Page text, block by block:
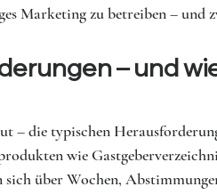
Marketing zu betreiben – und
– und
– die typischen
wie
sich über Wochen,